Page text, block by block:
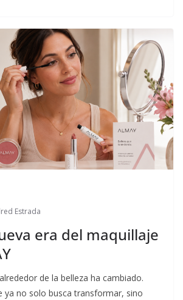
Estrada
era del maquillaje
de la belleza ha cambiado.
ya no solo busca transformar, sino